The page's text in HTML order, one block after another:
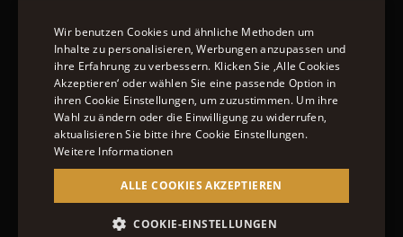
KINGDOM. COMPANY REGISTRATION NUMBER: 141015
WEBSITE VERWALTET VON DER THE LEVEL GROUP
S.R.L
ÜBER 20 MÖGLICHKEITEN, AUF MOORER.EU ZU
BEZAHLEN.ERFAHREN SIE MEHR ÜBER DIE
ZAHLUNGSMÖGLICHKEITEN, DIE IHNEN ZUR
VERFÜGUNG STEHEN.
ENGLISH
ITALIAN
FRENCH
CHINESE (SIMPLIFIED)
SPANISH
Wir benutzen Cookies und ähnliche Methoden um
Inhalte zu personalisieren, Werbungen anzupassen und
ihre Erfahrung zu verbessern. Klicken Sie ‚Alle Cookies
Akzeptieren‘ oder wählen Sie eine passende Option in
ihren Cookie Einstellungen, um zuzustimmen. Um ihre
Wahl zu ändern oder die Einwilligung zu widerrufen,
aktualisieren Sie bitte ihre Cookie Einstellungen.
Weitere Informationen
ALLE COOKIES AKZEPTIEREN
COOKIE-EINSTELLUNGEN